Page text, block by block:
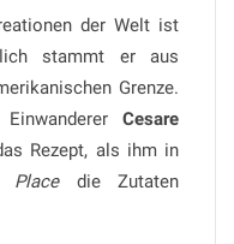
der Welt ist
stammt er aus
Grenze.
Cesare
Rezept, als ihm in
Placedie Zutaten